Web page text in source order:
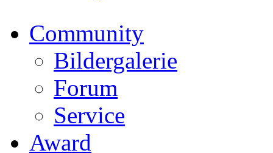
Community
Bildergalerie
Forum
Service
Award